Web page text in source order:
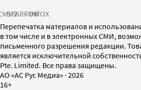
SPARROWINFOX
Перепечатка материалов и
в том числе и в электронных СМИ,
письменного разрешения редакции.
является исключительной
Pte. Limited. Все права защищены.
AO «АС Рус Медиа» · 2026
16+